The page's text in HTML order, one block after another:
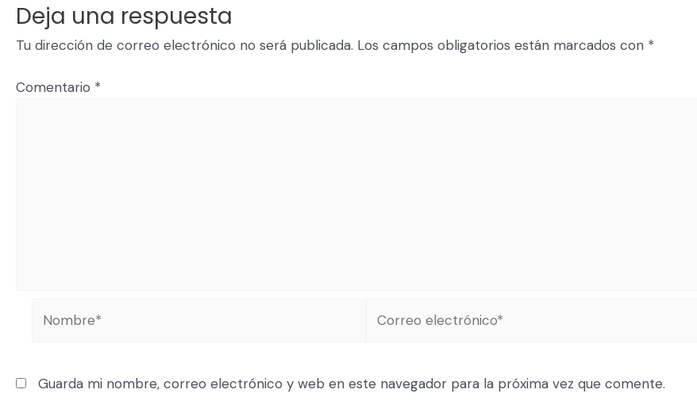
Deja una respuesta
Tu dirección de correo electrónico no será publicada. Los campos obligatorios están marcados con *
Comentario *
Guarda mi nombre, correo electrónico y web en este navegador para la próxima vez que comente.